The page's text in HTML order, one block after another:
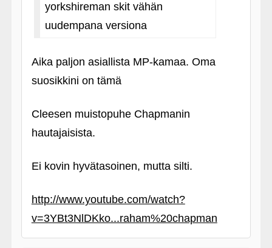
yorkshireman skit vähän
uudempana versiona
Aika paljon asiallista MP-kamaa. Oma
suosikkini on tämä
Cleesen muistopuhe Chapmanin
hautajaisista.
Ei kovin hyvätasoinen, mutta silti.
http://www.youtube.com/watch?
v=3YBt3NlDKko...raham%20chapman